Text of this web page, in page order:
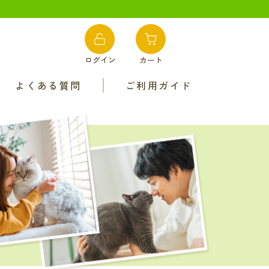
ログイン カート
よくある質問 ご利用ガイド